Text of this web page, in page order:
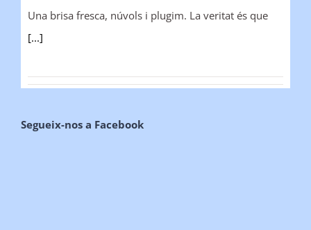
Una brisa fresca, núvols i plugim. La veritat és que
[...]
Segueix-nos a Facebook